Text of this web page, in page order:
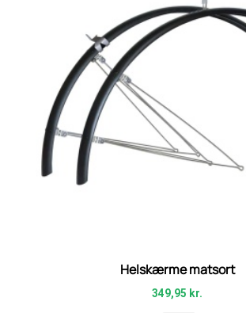
Helskærme matsort
349,95 kr.